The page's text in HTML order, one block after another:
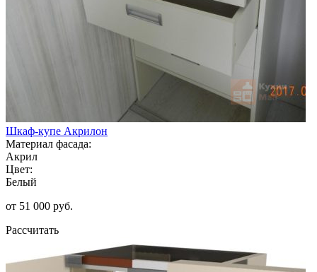
Шкаф-купе Акрилон
Материал фасада:
Акрил
Цвет:
Белый
от 51 000 руб.
Рассчитать